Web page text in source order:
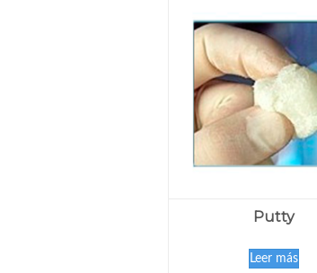
Putty
Leer más